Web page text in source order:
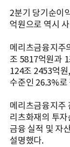
2분기 당기순이
억원으로 역시
메리츠금융지주
조 5817억원과
124조 2453억
수준인 26.3%로
메리츠금융지주
리츠화재의 투
금융 실적 및 자
설명했다.